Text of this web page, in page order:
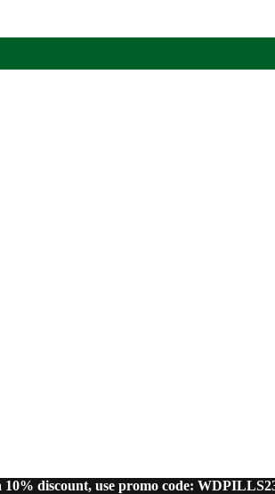
discount, use promo code: